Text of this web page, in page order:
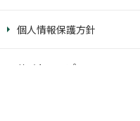
個人情報保護方針
サイトマップ